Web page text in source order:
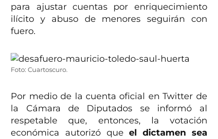
para ajustar cuentas por enriquecimiento
ilícito y abuso de menores seguirán con
fuero.
Foto: Cuartoscuro.
Por medio de la cuenta oficial en Twitter de
la Cámara de Diputados se informó al
respetable que, entonces, la votación
económica autorizó que el dictamen sea